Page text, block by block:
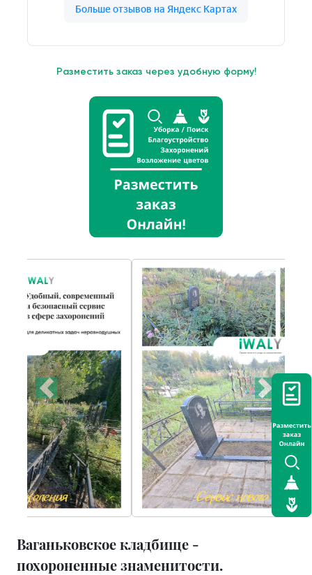
Разместить заказ через удобную форму!
Ваганьковское кладбище -
похороненные знаменитости.